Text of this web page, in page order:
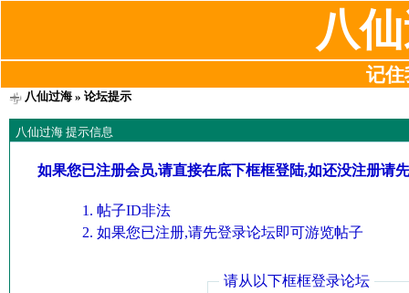
八
记住
八仙过海» 论坛提示
八仙过海 提示信息
如果您已注册会员,请直接在底下框框登陆,如还没注册请
帖子ID非法
如果您已注册,请先登录论坛即可游览帖子
请从以下框框登录论坛